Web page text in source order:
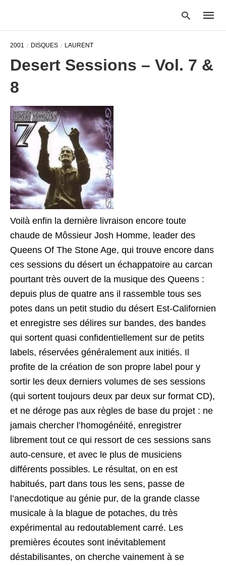
2001 DISQUES LAURENT
Desert Sessions – Vol. 7 &
8
Voilà enfin la dernière livraison encore toute
chaude de Môssieur Josh Homme, leader des
Queens Of The Stone Age, qui trouve encore dans
ces sessions du désert un échappatoire au carcan
pourtant très ouvert de la musique des Queens :
depuis plus de quatre ans il rassemble tous ses
potes dans un petit studio du désert Est-Californien
et enregistre ses délires sur bandes, des bandes
qui sortent quasi confidentiellement sur de petits
labels, réservées généralement aux initiés. Il
profite de la création de son propre label pour y
sortir les deux derniers volumes de ses sessions
(qui sortent toujours deux par deux sur format CD),
et ne déroge pas aux règles de base du projet : ne
jamais chercher l’homogénéité, enregistrer
librement tout ce qui ressort de ces sessions sans
auto-censure, et avec le plus de musiciens
différents possibles. Le résultat, on en est
habitués, part dans tous les sens, passe de
l’anecdotique au génie pur, de la grande classe
musicale à la blague de potaches, du très
expérimental au redoutablement carré. Les
premières écoutes sont inévitablement
déstabilisantes, on cherche vainement à se